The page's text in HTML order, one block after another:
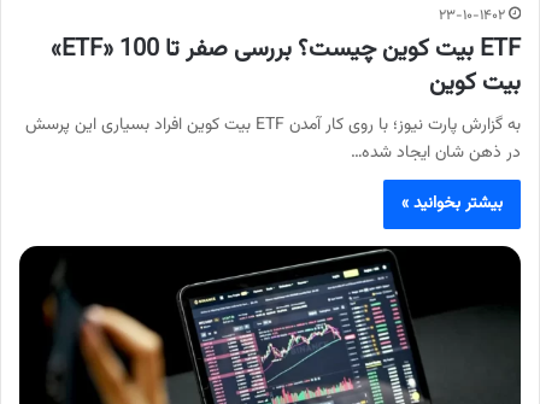
۲۳-۱۰-۱۴۰۲
ETF بیت کوین چیست؟ بررسی صفر تا 100 «ETF»
بیت کوین
به گزارش پارت نیوز؛ با روی کار آمدن ETF بیت کوین افراد بسیاری این پرسش
در ذهن شان ایجاد شده…
بیشتر بخوانید »